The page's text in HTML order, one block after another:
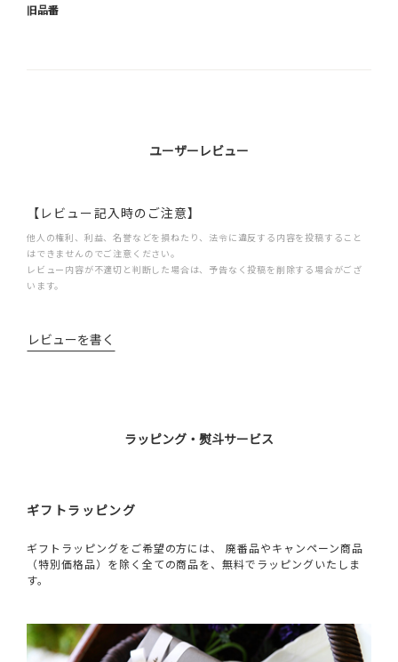
旧品番
ユーザーレビュー
【レビュー記入時のご注意】
他人の権利、利益、名誉などを損ねたり、法令に違反する内容を投稿すること
はできませんのでご注意ください。
レビュー内容が不適切と判断した場合は、予告なく投稿を削除する場合がござ
います。
レビューを書く
ラッピング・熨斗サービス
ギフトラッピング
ギフトラッピングをご希望の方には、 廃番品やキャンペーン商品
（特別価格品）を除く全ての商品を、無料でラッピングいたしま
す。